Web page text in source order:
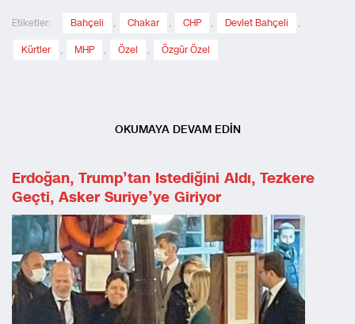
Etiketler: Bahçeli , Chakar , CHP , Devlet Bahçeli ,
Kürtler , MHP , Özel , Özgür Özel
OKUMAYA DEVAM EDİN
Erdoğan, Trump’tan Istediğini Aldı, Tezkere
Geçti, Asker Suriye’ye Giriyor